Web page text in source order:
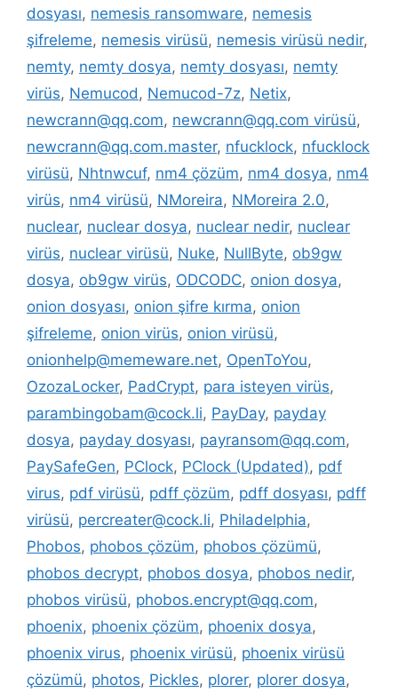
dosyası, nemesis ransomware, nemesis
şifreleme, nemesis virüsü, nemesis virüsü nedir,
nemty, nemty dosya, nemty dosyası, nemty
virüs, Nemucod, Nemucod-7z, Netix,
newcrann@qq.com, newcrann@qq.com virüsü,
newcrann@qq.com.master, nfucklock, nfucklock
virüsü, Nhtnwcuf, nm4 çözüm, nm4 dosya, nm4
virüs, nm4 virüsü, NMoreira, NMoreira 2.0,
nuclear, nuclear dosya, nuclear nedir, nuclear
virüs, nuclear virüsü, Nuke, NullByte, ob9gw
dosya, ob9gw virüs, ODCODC, onion dosya,
onion dosyası, onion şifre kırma, onion
şifreleme, onion virüs, onion virüsü,
onionhelp@memeware.net, OpenToYou,
OzozaLocker, PadCrypt, para isteyen virüs,
parambingobam@cock.li, PayDay, payday
dosya, payday dosyası, payransom@qq.com,
PaySafeGen, PClock, PClock (Updated), pdf
virus, pdf virüsü, pdff çözüm, pdff dosyası, pdff
virüsü, percreater@cock.li, Philadelphia,
Phobos, phobos çözüm, phobos çözümü,
phobos decrypt, phobos dosya, phobos nedir,
phobos virüsü, phobos.encrypt@qq.com,
phoenix, phoenix çözüm, phoenix dosya,
phoenix virus, phoenix virüsü, phoenix virüsü
çözümü, photos, Pickles, plorer, plorer dosya,